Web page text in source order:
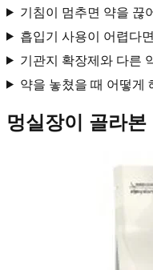
기침이 멈추면 약을 끊
흡입기 사용이 어렵다
기관지 확장제와 다른
약을 놓쳤을 때 어떻게
멍실장이 골라